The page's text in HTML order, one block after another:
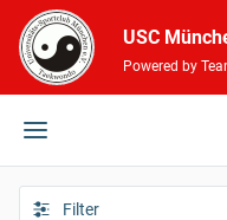
USC
Powered by
Filter